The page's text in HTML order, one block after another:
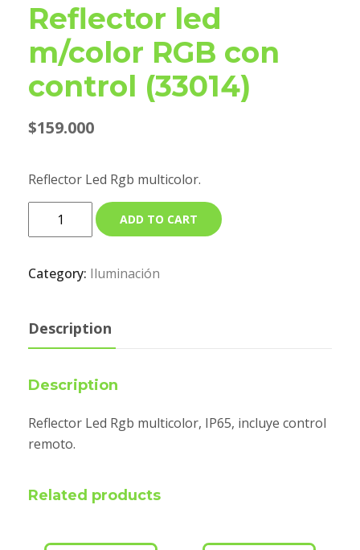
Reflector led
m/color RGB con
control (33014)
$159.000
Reflector Led Rgb multicolor.
ADD TO CART
Category: Iluminación
Description
Description
Reflector Led Rgb multicolor, IP65, incluye control
remoto.
Related products